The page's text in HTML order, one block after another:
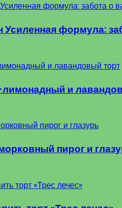
Усиленная формула:
и
пирог и